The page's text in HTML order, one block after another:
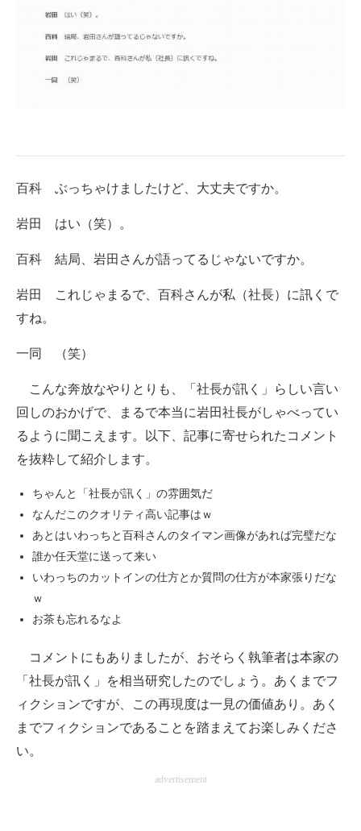
百科 ぶっちゃけましたけど、大丈夫ですか。
岩田 はい（笑）。
百科 結局、岩田さんが語ってるじゃないですか。
岩田 これじゃまるで、百科さんが私（社長）に訊くで
すね。
一同 （笑）
こんな奔放なやりとりも、「社長が訊く」らしい言い
回しのおかげで、まるで本当に岩田社長がしゃべってい
るように聞こえます。以下、記事に寄せられたコメント
を抜粋して紹介します。
ちゃんと「社長が訊く」の雰囲気だ
なんだこのクオリティ高い記事はｗ
あとはいわっちと百科さんのタイマン画像があれば完璧だな
誰か任天堂に送って来い
いわっちのカットインの仕方とか質問の仕方が本家張りだな
ｗ
お茶も忘れるなよ
コメントにもありましたが、おそらく執筆者は本家の
「社長が訊く」を相当研究したのでしょう。あくまでフ
ィクションですが、この再現度は一見の価値あり。あく
までフィクションであることを踏まえてお楽しみくださ
い。
advertisement